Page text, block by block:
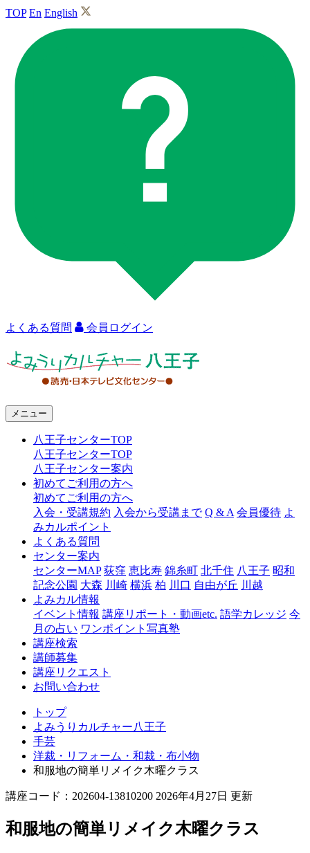
TOP En English
よくある質問 会員ログイン
ャ
王
メニュー
八王子センターTOP
八王子センターTOP
八王子センター案内
初めてご利用の方へ
初めてご利用の方へ
入会・受講規約 入会から受講まで Q & A 会員優待 よ
みカルポイント
よくある質問
センター案内
センターMAP 荻窪 恵比寿 錦糸町 北千住 八王子 昭和
記念公園 大森 川崎 横浜 柏 川口 自由が丘 川越
よみカル情報
イベント情報 講座リポート・動画etc. 語学カレッジ 今
月の占い ワンポイント写真塾
講座検索
講師募集
講座リクエスト
お問い合わせ
トップ
よみうりカルチャー八王子
手芸
洋裁・リフォーム・和裁・布小物
和服地の簡単リメイク木曜クラス
講座コード：202604-13810200 2026年4月27日 更新
和服地の簡単リメイク木曜クラス